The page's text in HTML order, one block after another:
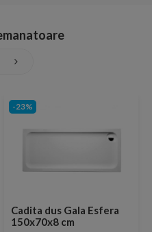
-23%
Cadita dus Gala Esfera
150x70x8 cm